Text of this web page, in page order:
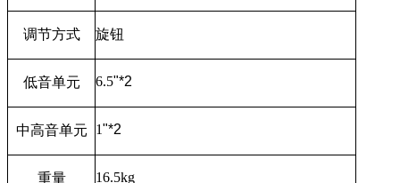
调节方式 旋钮
低音单元 6.5"*2
中高音单元 1"*2
重量 16.5kg